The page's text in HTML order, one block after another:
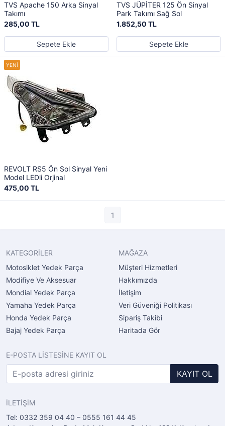
TVS Apache 150 Arka Sinyal
Takımı
285,00 TL
Sepete Ekle
TVS JÜPİTER 125 Ön Sinyal
Park Takımı Sağ Sol
1.852,50 TL
Sepete Ekle
REVOLT RS5 Ön Sol Sinyal Yeni
Model LEDli Orjinal
475,00 TL
1
KATEGORİLER
Motosiklet Yedek Parça
Modifiye Ve Aksesuar
Mondial Yedek Parça
Yamaha Yedek Parça
Honda Yedek Parça
Bajaj Yedek Parça
MAĞAZA
Müşteri Hizmetleri
Hakkımızda
İletişim
Veri Güveniği Politikası
Sipariş Takibi
Haritada Gör
E-POSTA LİSTESİNE KAYIT OL
KAYIT OL
İLETİŞİM
Tel: 0332 359 04 40 – 0555 161 44 45